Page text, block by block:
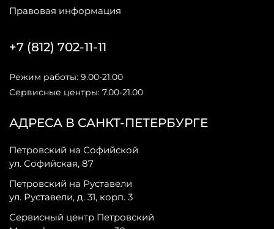
Правовая информация
АДРЕСА В САНКТ-ПЕТЕРБУРГЕ
Петровский на Софийской
ул. Софийская, 87
Петровский на Руставели
ул. Руставели, д. 31, корп. 3
Сервисный центр Петровский
+7 (812) 702-11-11
Режим работы: 9.00-21.00
Сервисные центры: 7.00-21.00